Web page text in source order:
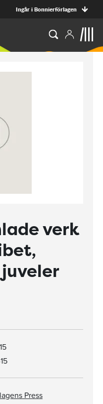
Ingår i Bonnierförlagen
verk
Press